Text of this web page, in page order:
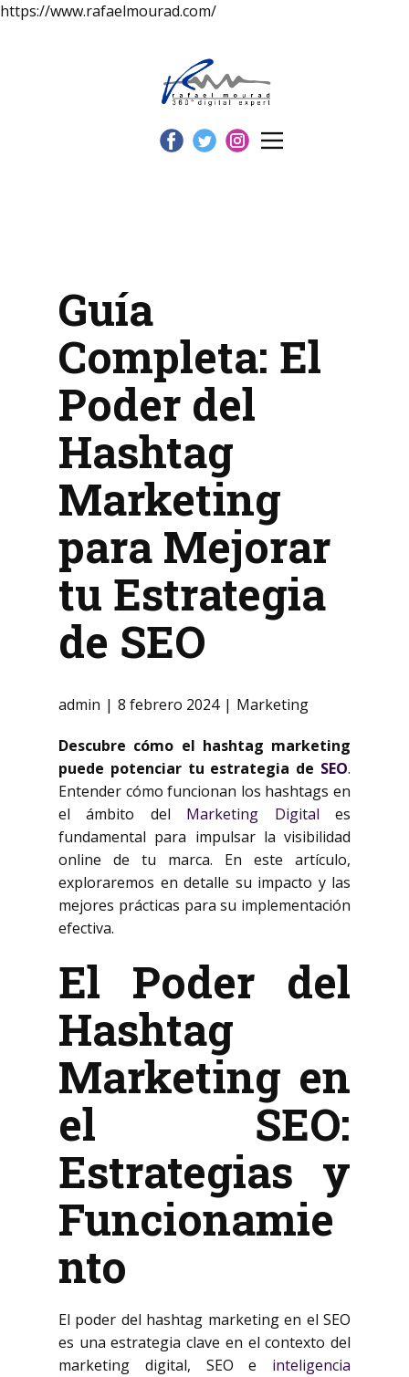
https://www.rafaelmourad.com/
Guía
Completa: El
Poder del
Hashtag
Marketing
para Mejorar
tu Estrategia
de SEO
admin 8 febrero 2024 Marketing
Descubre cómo el hashtag marketing
puede potenciar tu estrategia de SEO.
Entender cómo funcionan los hashtags en
el ámbito del Marketing Digital es
fundamental para impulsar la visibilidad
online de tu marca. En este artículo,
exploraremos en detalle su impacto y las
mejores prácticas para su implementación
efectiva.
El Poder del
Hashtag
Marketing en
el SEO:
Estrategias y
Funcionamie
nto
El poder del hashtag marketing en el SEO
es una estrategia clave en el contexto del
marketing digital, SEO e inteligencia